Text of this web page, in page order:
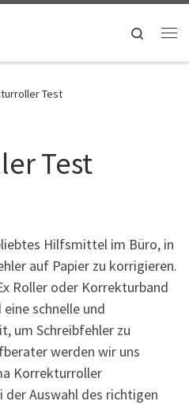
Search
Test
Test
Hilfsmittel im Büro, in
auf Papier zu korrigieren.
Roller oder Korrekturband
schnelle und
um Schreibfehler zu
werden wir uns
Korrekturroller
der Auswahl des richtigen